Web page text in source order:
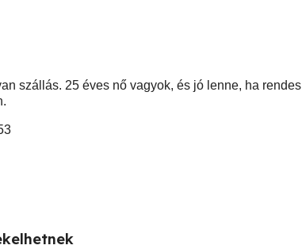
szállás. 25 éves nő vagyok, és jó lenne, ha rendes